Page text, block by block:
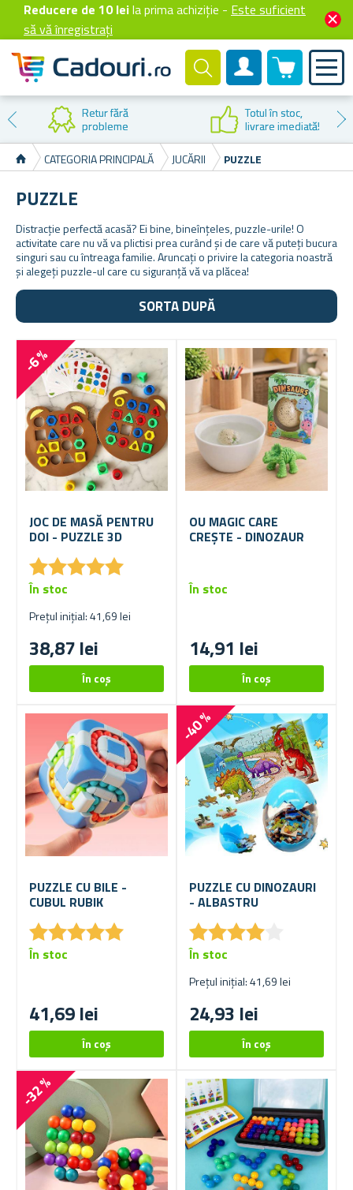
Reducere de 10 leila prima achiziție - Este suficient
să vă înregistrați
Cont client
0 produselor
în stoc,
imediată!
CATEGORIA PRINCIPALĂ JUCĂRII PUZZLE
PUZZLE
Distracție perfectă acasă? Ei bine, bineînțeles, puzzle-urile! O
activitate care nu vă va plictisi prea curând și de care vă puteți bucura
singuri sau cu întreaga familie. Aruncați o privire la categoria noastră
și alegeți puzzle-ul care cu siguranță vă va plăcea!
SORTA DUPĂ
-6 %
JOC DE MASĂ PENTRU
DOI - PUZZLE 3D
★★★★★
★★★★★
Prețul inițial: 41,69 lei
38,87 lei
În stoc
OU MAGIC CARE
CREȘTE - DINOZAUR
14,91 lei
În stoc
PUZZLE CU BILE -
CUBUL RUBIK
★★★★★
★★★★★
41,69 lei
În stoc
-40 %
PUZZLE CU DINOZAURI
- ALBASTRU
★★★★
★★★★
Prețul inițial: 41,69 lei
24,93 lei
În stoc
-32 %